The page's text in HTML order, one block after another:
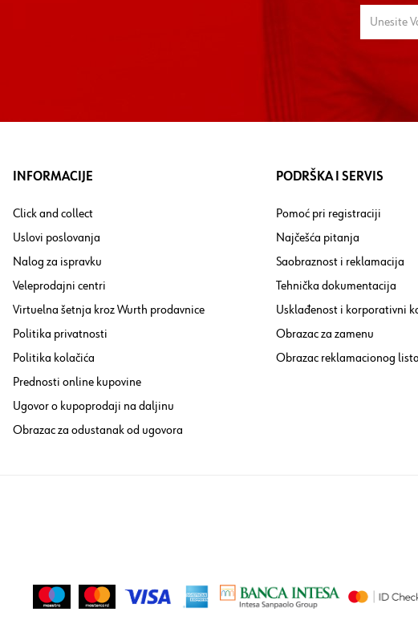
INFORMACIJE
Click and collect
Uslovi poslovanja
Nalog za ispravku
Veleprodajni centri
Virtuelna šetnja kroz Wurth prodavnice
Politika privatnosti
Politika kolačića
Prednosti online kupovine
Ugovor o kupoprodaji na daljinu
Obrazac za odustanak od ugovora
PODRŠKA I SERVIS
Pomoć pri registraciji
Najčešća pitanja
Saobraznost i reklamacija
Tehnička dokumentacija
Usklađenost i korporativni
Obrazac za zamenu
Obrazac reklamacionog lista